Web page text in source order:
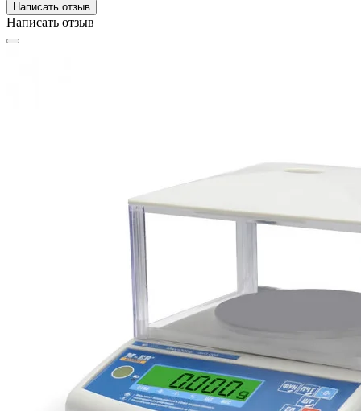
Написать отзыв
Написать отзыв